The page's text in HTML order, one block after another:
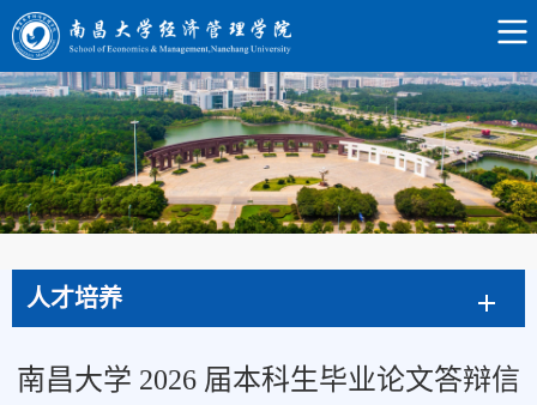
人才培养
南昌大学 2026 届本科生毕业论文答辩信